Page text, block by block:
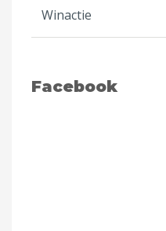
Winactie
Facebook